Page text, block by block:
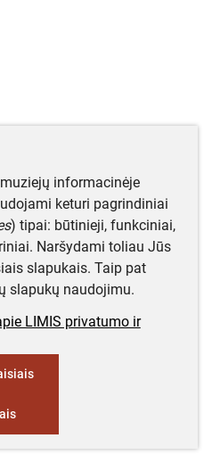
informacinėje
keturi pagrindiniai
) tipai: būtinieji, funkciniai,
Naršydami toliau Jūs
slapukais. Taip pat
slapukų naudojimu.
LIMIS privatumo ir